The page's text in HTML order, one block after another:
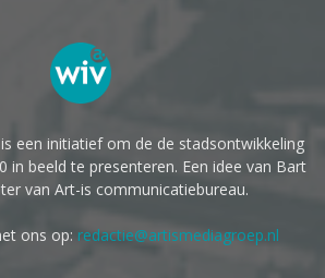
een initiatief om de de stadsontwikkeling
in beeld te presenteren. Een idee van Bart
van Art-is communicatiebureau.
ons op: redactie@artismediagroep.nl